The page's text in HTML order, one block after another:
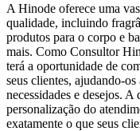
A Hinode oferece uma
qualidade, incluindo
produtos para o corpo e
mais. Como Consultor
terá a oportunidade de
seus clientes, ajudando-
necessidades e desejos.
personalização do
exatamente o que seus